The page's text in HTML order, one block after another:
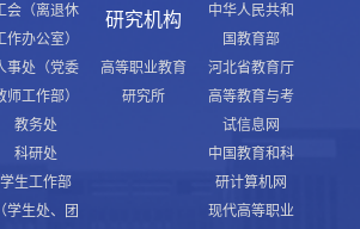
会（离退休
作办公室）
事处（党委
师工作部）
教务处
科研处
学生工作部
（学生处、团
研究机构
高等职业教育
研究所
中华人民共和
国教育部
河北省教育厅
高等教育与考
试信息网
中国教育和科
研计算机网
现代高等职业